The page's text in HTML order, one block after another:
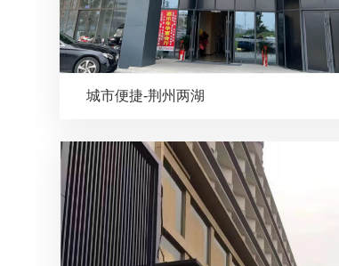
城市便捷-荆州两湖